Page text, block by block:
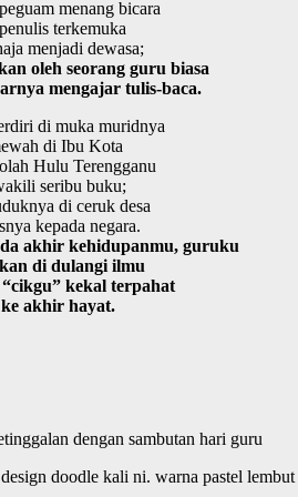
menang bicara
terkemuka
menjadi dewasa;
oleh seorang guru biasa
mengajar tulis-baca.
di muka muridnya
di Ibu Kota
Hulu Terengganu
seribu buku;
di ceruk desa
kepada negara.
akhir kehidupanmu, guruku
di dulangi ilmu
kekal terpahat
akhir hayat.
dengan sambutan hari guru
doodle kali ni. warna pastel lembut